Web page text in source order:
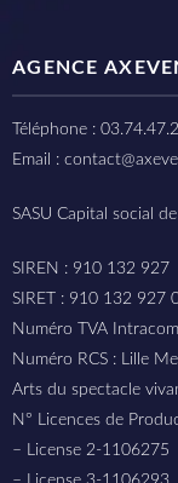
AGENCE
Téléphone :
Email :
SASU Capital social
SIREN : 910 132 927
SIRET : 910 132 927
Numéro TVA
Numéro RCS : Lille
Arts du spectacle
N° Licences de
– License 2-1106275